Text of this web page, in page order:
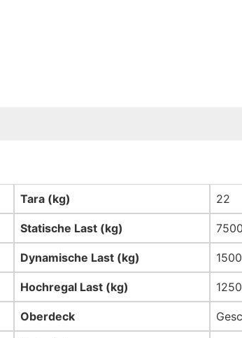
Tara (kg) 22
Statische Last (kg)
Dynamische Last (kg) 1500
Hochregal Last (kg) 1250
Oberdeck